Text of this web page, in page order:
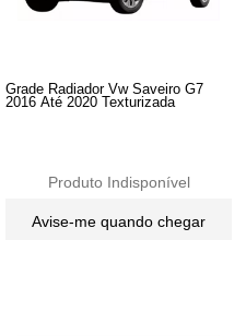
Grade Radiador Vw Saveiro G7
2016 Até 2020 Texturizada
Produto Indisponível
Avise-me quando chegar